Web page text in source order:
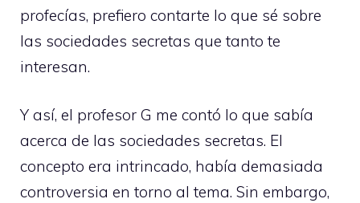
profecías, prefiero contarte lo que sé sobre
las sociedades secretas que tanto te
interesan.
Y así, el profesor G me contó lo que sabía
acerca de las sociedades secretas. El
concepto era intrincado, había demasiada
controversia en torno al tema. Sin embargo,